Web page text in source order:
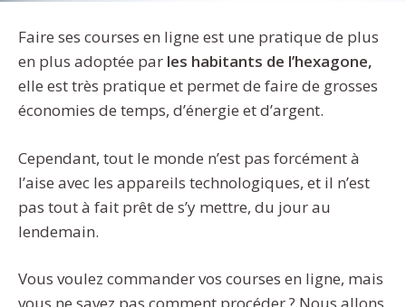
Faire ses courses en ligne est une pratique de plus
en plus adoptée par les habitants de l’hexagone,
elle est très pratique et permet de faire de grosses
économies de temps, d’énergie et d’argent.
Cependant, tout le monde n’est pas forcément à
l’aise avec les appareils technologiques, et il n’est
pas tout à fait prêt de s’y mettre, du jour au
lendemain.
Vous voulez commander vos courses en ligne, mais